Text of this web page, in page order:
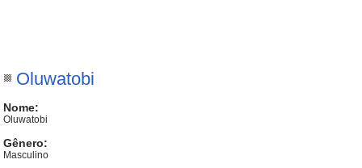
Oluwatobi
Nome:
Oluwatobi
Gênero:
Masculino